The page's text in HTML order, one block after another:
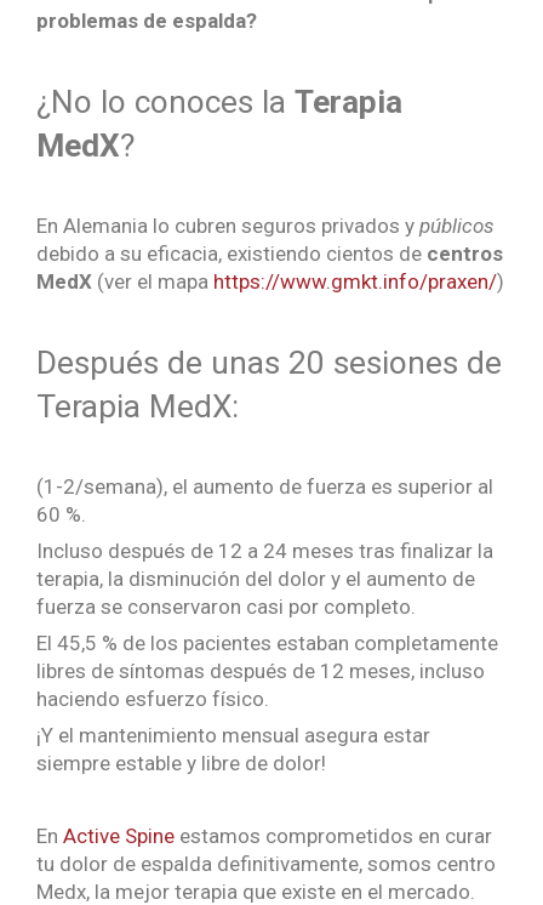
problemas de espalda?
¿No lo conoces la Terapia
MedX?
En Alemania lo cubren seguros privados y públicos
debido a su eficacia, existiendo cientos de centros
MedX (ver el mapa https://www.gmkt.info/praxen/)
Después de unas 20 sesiones de
Terapia MedX:
(1-2/semana), el aumento de fuerza es superior al
60 %.
Incluso después de 12 a 24 meses tras finalizar la
terapia, la disminución del dolor y el aumento de
fuerza se conservaron casi por completo.
El 45,5 % de los pacientes estaban completamente
libres de síntomas después de 12 meses, incluso
haciendo esfuerzo físico.
¡Y el mantenimiento mensual asegura estar
siempre estable y libre de dolor!
En Active Spine estamos comprometidos en curar
tu dolor de espalda definitivamente, somos centro
Medx, la mejor terapia que existe en el mercado.